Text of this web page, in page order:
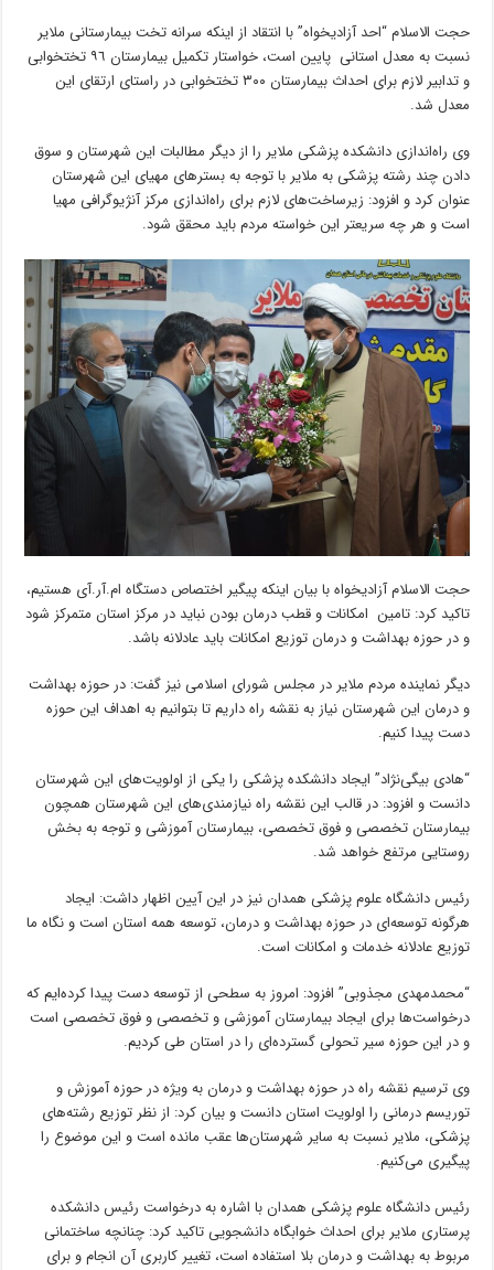
حجت الاسلام “احد آزادیخواه” با انتقاد از اینکه سرانه تخت بیمارستانی ملایر
نسبت به معدل استانی پایین است، خواستار تکمیل بیمارستان ٩٦ تختخوابی
و تدابیر لازم برای احداث بیمارستان ٣٠٠ تختخوابی در راستای ارتقای این
معدل شد.
وی راه‌اندازی دانشکده پزشکی ملایر را از دیگر مطالبات این شهرستان و سوق
دادن چند رشته پزشکی به ملایر با توجه به بسترهای مهیای این شهرستان
عنوان کرد و افزود: زیرساخت‌های لازم برای راه‌اندازی مرکز آنژیوگرافی مهیا
است و هر چه سریعتر این خواسته مردم باید محقق شود.
حجت الاسلام آزادیخواه با بیان اینکه پیگیر اختصاص دستگاه ام‌.آر.آی هستیم،
تاکید کرد: تامین امکانات و قطب درمان بودن نباید در مرکز استان متمرکز شود
و در حوزه بهداشت و درمان توزیع امکانات باید عادلانه باشد.
دیگر نماینده مردم ملایر در مجلس شورای اسلامی نیز گفت: در حوزه بهداشت
و درمان این شهرستان نیاز به نقشه راه داریم تا بتوانیم به اهداف این حوزه
دست پیدا کنیم.
“هادی بیگی‌نژاد” ایجاد دانشکده پزشکی را یکی از اولویت‌های این شهرستان
دانست و افزود: در قالب این نقشه راه نیازمندی‌های این شهرستان همچون
بیمارستان تخصصی و فوق تخصصی، بیمارستان آموزشی و توجه به بخش
روستایی مرتفع خواهد شد.
رئیس دانشگاه علوم پزشکی همدان نیز در این آیین اظهار داشت: ایجاد
هرگونه توسعه‌ای در حوزه بهداشت و درمان، توسعه همه استان است و نگاه ما
توزیع عادلانه خدمات و امکانات است.
“محمدمهدی مجذوبی” افزود: امروز به سطحی از توسعه دست پیدا کرده‌ایم که
درخواست‌ها برای ایجاد بیمارستان آموزشی و تخصصی و فوق تخصصی است
و در این حوزه سیر تحولی گسترده‌ای را در استان طی کردیم.
وی ترسیم نقشه راه در حوزه بهداشت و درمان به ویژه در حوزه آموزش و
توریسم درمانی را اولویت استان دانست و بیان کرد: از نظر توزیع رشته‌های
پزشکی، ملایر نسبت به سایر شهرستان‌ها عقب مانده است و این موضوع را
پیگیری می‌کنیم.
رئیس دانشگاه علوم پزشکی همدان با اشاره به درخواست رئیس دانشکده
پرستاری ملایر برای احداث خوابگاه دانشجویی تاکید کرد: چنانچه ساختمانی
مربوط به بهداشت و درمان بلا استفاده است، تغییر کاربری آن انجام و برای